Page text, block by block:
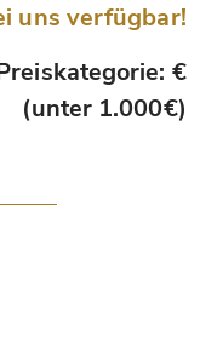
uns verfügbar!
€
(unter 1.000€)